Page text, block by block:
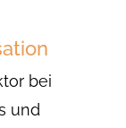
bei
und